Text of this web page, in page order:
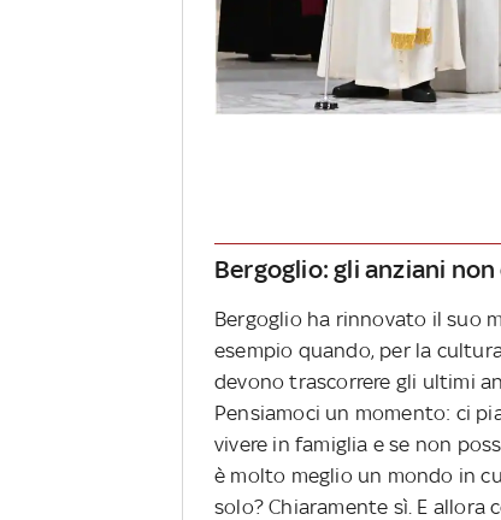
Bergoglio: gli anziani
Bergoglio ha rinnovato il suo
esempio quando, per la
devono trascorrere gli ultimi
Pensiamoci un momento: ci
vivere in famiglia e se non
è molto meglio un mondo in
solo? Chiaramente sì. E